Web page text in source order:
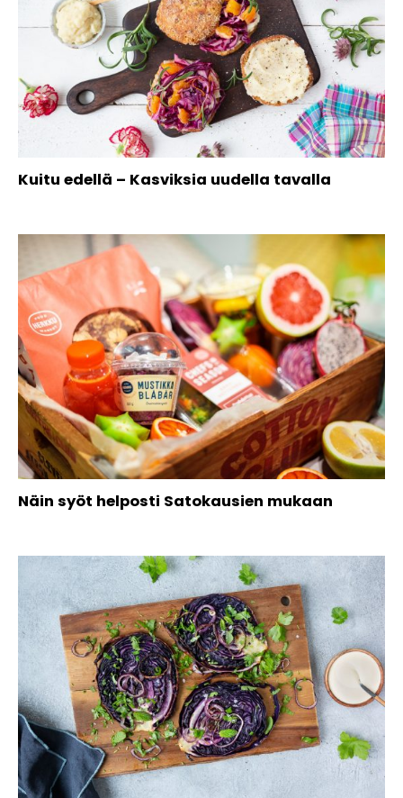
Kuitu edellä – Kasviksia uudella tavalla
Näin syöt helposti Satokausien mukaan